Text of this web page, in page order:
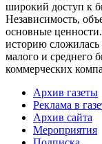
широкий доступ к
Независимость,
основные
историю сложилась
малого и среднего
коммерческих
Архив газеты
Реклама в
Архив сайта
Мероприятия